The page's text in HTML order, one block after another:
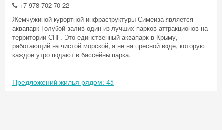
+7 978 702 70 22
Жемчужиной курортной инфраструктуры Симеиза является
аквапарк Голубой залив один из лучших парков аттракционов на
территории СНГ. Это единственный аквапарк в Крыму,
работающий на чистой морской, а не на пресной воде, которую
каждое утро подают в бассейны парка.
Предложений жилья рядом: 45